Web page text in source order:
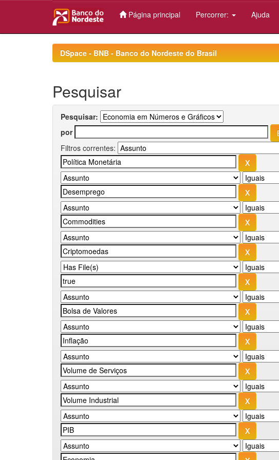
Página principal Percorrer: Ajuda
DSpace - BNB - Banco do Nordeste do Brasil
Pesquisar
Pesquisar:
por
Filtros correntes: